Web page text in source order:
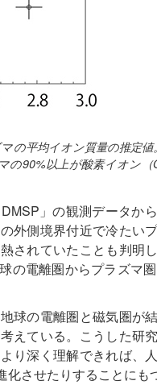
の平均イオン質量の推定値
の90%以上が酸素イオン（
」の観測データか
外側境界付近で冷たい
されていたことも判明
の電離圏からプラズマ
球の電離圏と磁気圏が
えている。こうした研
り深く理解できれば、
させたりすることにも